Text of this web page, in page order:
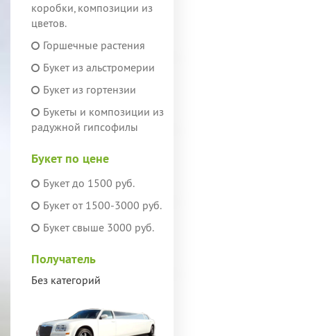
коробки, композиции из
цветов.
Горшечные растения
Букет из альстромерии
Букет из гортензии
Букеты и композиции из
радужной гипсофилы
Букет по цене
Букет до 1500 руб.
Букет от 1500-3000 руб.
Букет свыше 3000 руб.
Получатель
Без категорий